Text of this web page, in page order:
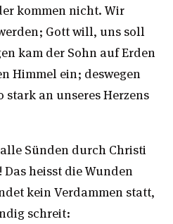
kommen nicht. Wir
Gott will, uns soll
kam der Sohn auf Erden
Himmel ein; deswegen
an unseres Herzens
Sünden durch Christi
heisst die Wunden
kein Verdammen statt,
schreit: